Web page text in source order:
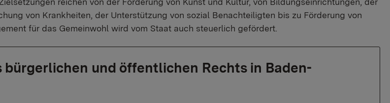
von Krankheiten, der Unterstützung von sozial Benachteiligten bis zu Förderung von
für das Gemeinwohl wird vom Staat auch steuerlich gefördert.
und öffentlichen Rechts in Baden-